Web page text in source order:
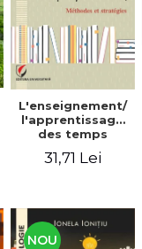
L'enseignement/
l'apprentissage
des temps
l'indicatif.
31,71 Lei
NOU